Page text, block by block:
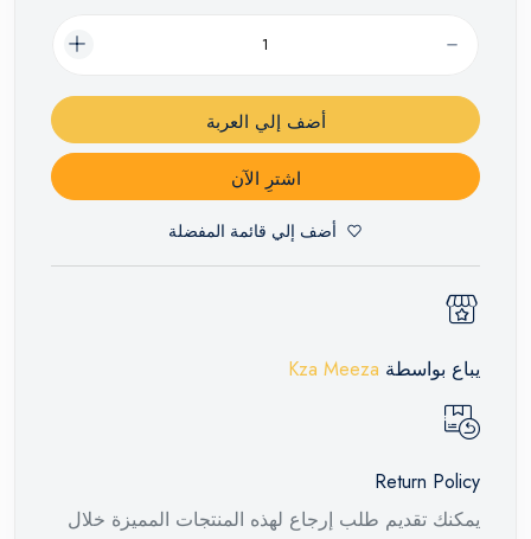
أضف إلي العربة
اشترِ الآن
أضف إلي قائمة المفضلة
يباع بواسطة Kza Meeza
Return Policy
يمكنك تقديم طلب إرجاع لهذه المنتجات المميزة خلال